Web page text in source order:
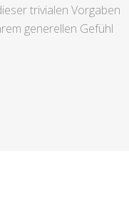
trivialen Vorgaben
generellen Gefühl